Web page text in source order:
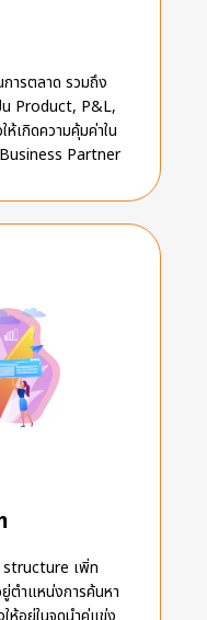
ารตลาด รวมถึง
น Product, P&L,
เกิดความคุ้มค่าใน
Business Partner
structure เพิ่ท
ตำแหน่งการค้นหา